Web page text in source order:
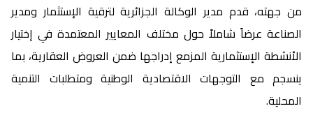
من جهته، قدم مدير الوكالة الجزائرية لترقية الإستثمار ومدير
الصناعة عرضاً شاملاً حول مختلف المعايير المعتمدة في إختيار
الأنشطة الإستثمارية المزمع إدراجها ضمن العروض العقارية، بما
ينسجم مع التوجهات الاقتصادية الوطنية ومتطلبات التنمية
المحلية.